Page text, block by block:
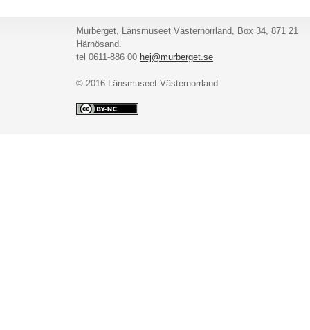
Murberget, Länsmuseet Västernorrland, Box 34, 871 21
Härnösand.
tel 0611-886 00 hej@murberget.se
© 2016 Länsmuseet Västernorrland